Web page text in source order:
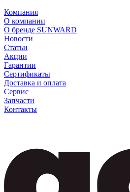
Компания
О компании
О бренде SUNWARD
Новости
Статьи
Акции
Гарантии
Сертификаты
Доставка и оплата
Сервис
Запчасти
Контакты